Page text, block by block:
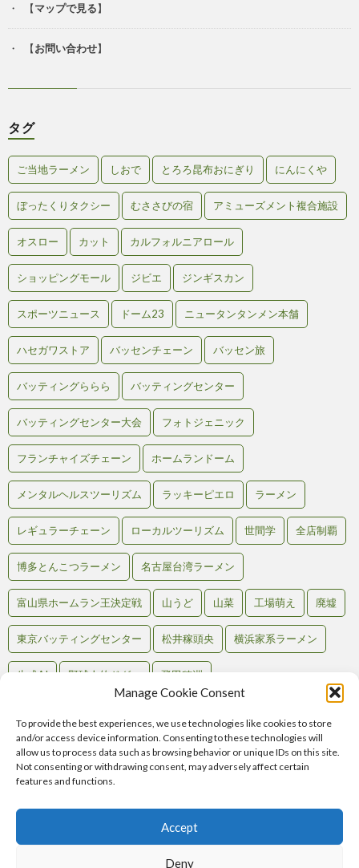
Manage Cookie Consent
To provide the best experiences, we use technologies like cookies to store
and/or access device information. Consenting to these technologies will
allow us to process data such as browsing behavior or unique IDs on this site.
Not consenting or withdrawing consent, may adversely affect certain
features and functions.
Accept
Deny
【マップで見る】
【お問い合わせ】
タグ
ご当地ラーメン しおで とろろ昆布おにぎり にんにくや
ぼったくりタクシー むささびの宿 アミューズメント複合施設
オスロー カット カルフォルニアロール
ショッピングモール ジビエ ジンギスカン
スポーツニュース ドーム23 ニュータンタンメン本舗
ハセガワストア バッセンチェーン バッセン旅
バッティングららら バッティングセンター
バッティングセンター大会 フォトジェニック
フランチャイズチェーン ホームランドーム
メンタルヘルスツーリズム ラッキーピエロ ラーメン
レギュラーチェーン ローカルツーリズム 世間学 全店制覇
博多とんこつラーメン 名古屋台湾ラーメン
富山県ホームラン王決定戦 山うど 山菜 工場萌え 廃墟
東京バッティングセンター 松井稼頭央 横浜家系ラーメン
生成AI 野球人的ドグマ 飛田穂洲
Back to Top
RSS
Atom
お問い合わせ